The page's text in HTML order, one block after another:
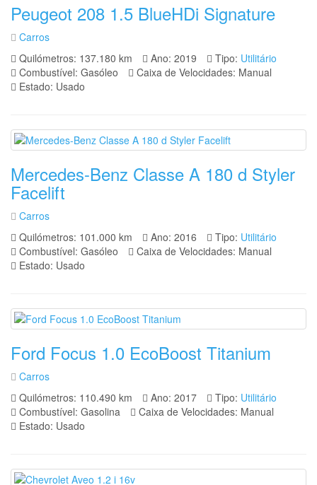
Peugeot 208 1.5 BlueHDi Signature
Carros
Quilómetros: 137.180 km
Ano: 2019 Tipo: Utilitário
Combustível: Gasóleo
Caixa de Velocidades: Manual
Estado: Usado
Mercedes-Benz Classe A 180 d Styler
Facelift
Carros
Quilómetros: 101.000 km
Ano: 2016 Tipo: Utilitário
Combustível: Gasóleo
Caixa de Velocidades: Manual
Estado: Usado
Ford Focus 1.0 EcoBoost Titanium
Carros
Quilómetros: 110.490 km
Ano: 2017 Tipo: Utilitário
Combustível: Gasolina
Caixa de Velocidades: Manual
Estado: Usado